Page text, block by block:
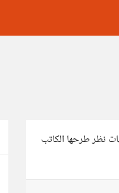
نظر طرحها الكاتب